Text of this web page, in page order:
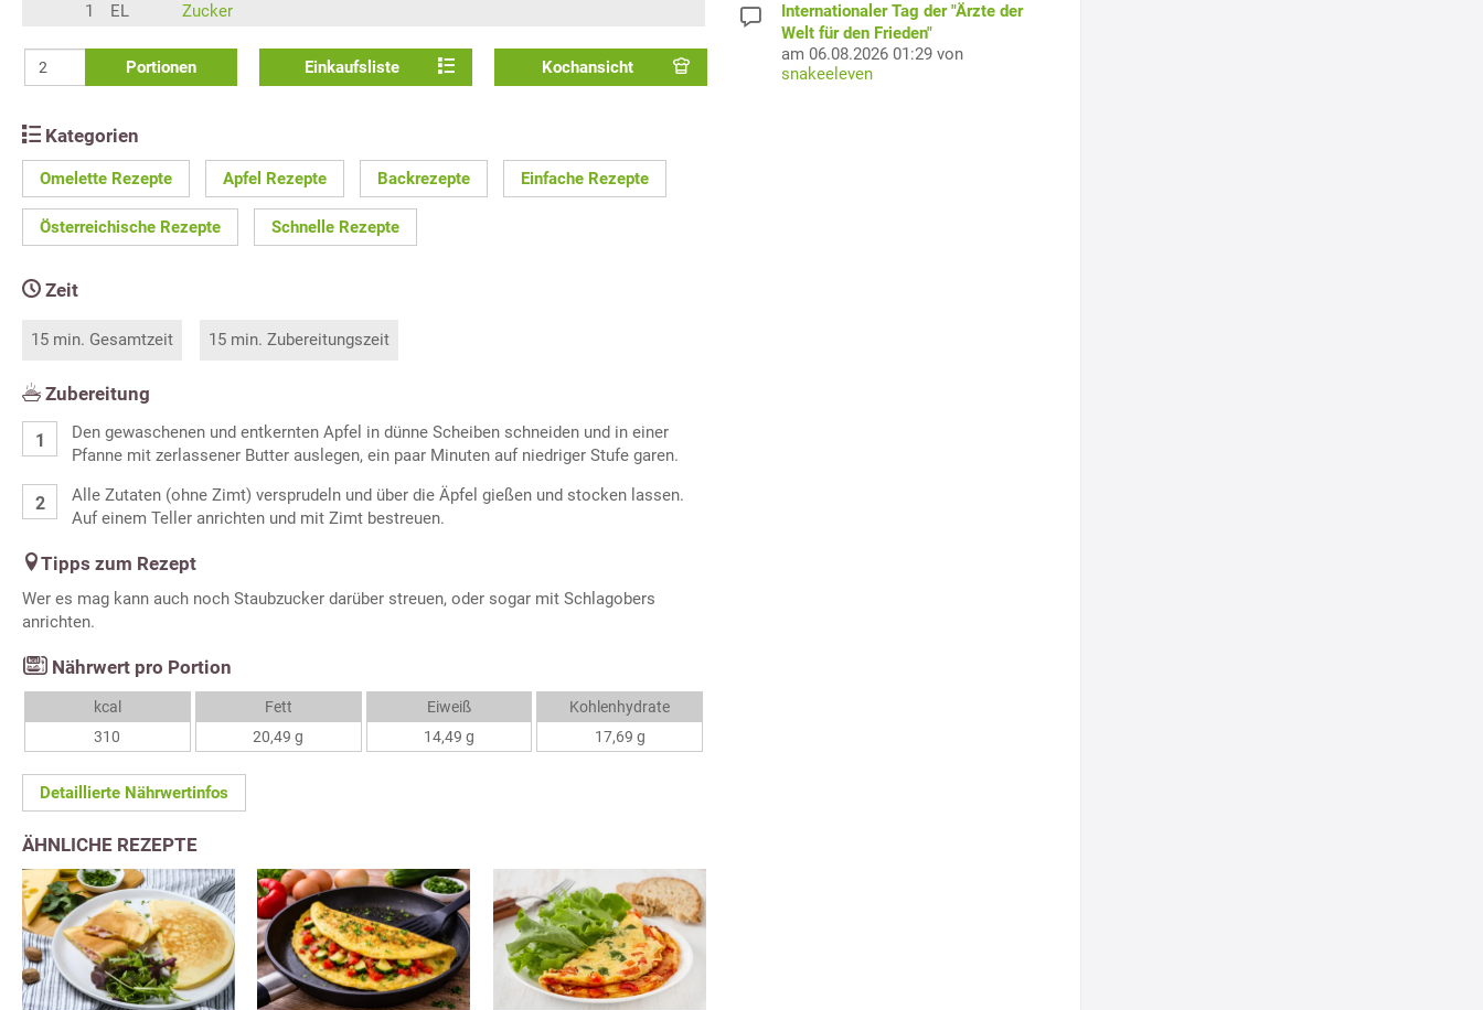
1
EL Zucker
Portionen Einkaufsliste Kochansicht
Kategorien
Omelette Rezepte Apfel Rezepte Backrezepte Einfache Rezepte
Österreichische Rezepte Schnelle Rezepte
Zeit
15 min. Gesamtzeit 15 min. Zubereitungszeit
Zubereitung
Den gewaschenen und entkernten Apfel in dünne Scheiben schneiden und in einer
Pfanne mit zerlassener Butter auslegen, ein paar Minuten auf niedriger Stufe garen.
Alle Zutaten (ohne Zimt) versprudeln und über die Äpfel gießen und stocken lassen.
Auf einem Teller anrichten und mit Zimt bestreuen.
Tipps zum Rezept
Wer es mag kann auch noch Staubzucker darüber streuen, oder sogar mit Schlagobers
anrichten.
Nährwert pro Portion
kcal
310
Fett
20,49 g
Eiweiß
14,49 g
Kohlenhydrate
17,69 g
Detaillierte Nährwertinfos
ÄHNLICHE REZEPTE
Internationaler Tag der "Ärzte der
Welt für den Frieden"
am 06.08.2026 01:29 von
snakeeleven